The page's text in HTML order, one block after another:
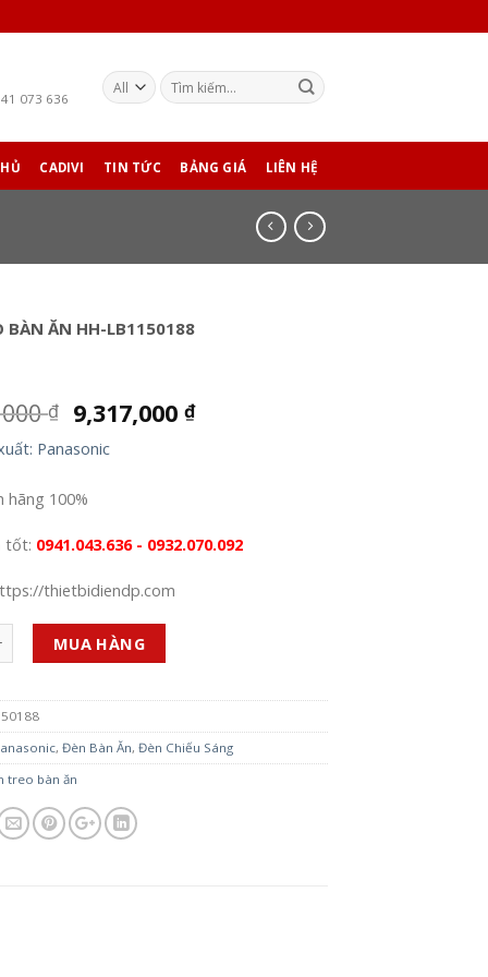
073 636
CADIVI TIN TỨC BẢNG GIÁ LIÊN HỆ
BÀN ĂN HH-LB1150188
₫ 9,317,000 ₫
Panasonic
hãng 100%
tốt: 0941.043.636 - 0932.070.092
thietbidiendp.com
MUA HÀNG
,Đèn Bàn Ăn,Đèn Chiếu Sáng
treo bàn ăn